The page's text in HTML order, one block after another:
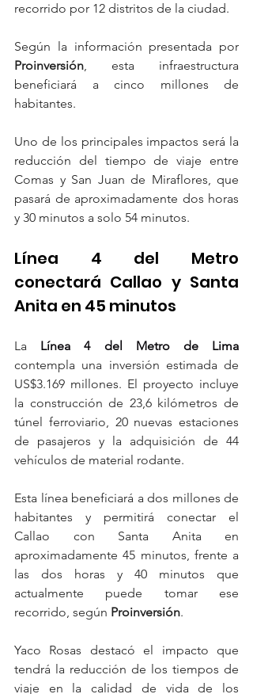
recorrido por 12 distritos de la ciudad.
Según la información presentada por
Proinversión, esta infraestructura
beneficiará a cinco millones de
habitantes.
Uno de los principales impactos será la
reducción del tiempo de viaje entre
Comas y San Juan de Miraflores, que
pasará de aproximadamente dos horas
y 30 minutos a solo 54 minutos.
Línea 4 del Metro
conectará Callao y Santa
Anita en 45 minutos
La Línea 4 del Metro de Lima
contempla una inversión estimada de
US$3.169 millones. El proyecto incluye
la construcción de 23,6 kilómetros de
túnel ferroviario, 20 nuevas estaciones
de pasajeros y la adquisición de 44
vehículos de material rodante.
Esta línea beneficiará a dos millones de
habitantes y permitirá conectar el
Callao con Santa Anita en
aproximadamente 45 minutos, frente a
las dos horas y 40 minutos que
actualmente puede tomar ese
recorrido, según Proinversión.
Yaco Rosas destacó el impacto que
tendrá la reducción de los tiempos de
viaje en la calidad de vida de los